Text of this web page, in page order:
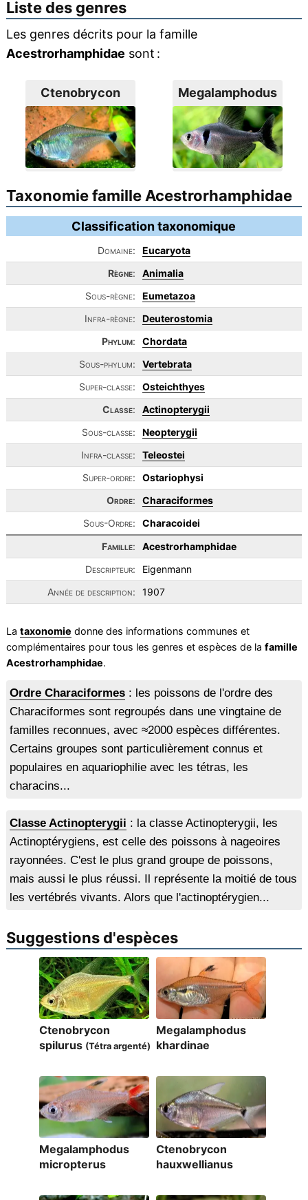
Liste des genres
Les genres décrits pour la famille
Acestrorhamphidae sont :
Ctenobrycon Megalamphodus
Taxonomie famille Acestrorhamphidae
Classification taxonomique
Domaine:
Eucaryota
Règne:
Animalia
Sous-règne:
Eumetazoa
Infra-règne:
Deuterostomia
Phylum:
Chordata
Sous-phylum:
Vertebrata
Super-classe:
Osteichthyes
Classe:
Actinopterygii
Sous-classe:
Neopterygii
Infra-classe:
Teleostei
Super-ordre:
Ostariophysi
Ordre:
Characiformes
Sous-Ordre:
Characoidei
Famille:
Acestrorhamphidae
Descripteur:
Eigenmann
Année de description:
1907
La taxonomie donne des informations communes et
complémentaires pour tous les genres et espèces de la famille
Acestrorhamphidae.
Ordre Characiformes: les poissons de l'ordre des
Characiformes sont regroupés dans une vingtaine de
familles reconnues, avec ≈2000 espèces différentes.
Certains groupes sont particulièrement connus et
populaires en aquariophilie avec les tétras, les
characins...
Classe Actinopterygii : la classe Actinopterygii, les
Actinoptérygiens, est celle des poissons à nageoires
rayonnées. C'est le plus grand groupe de poissons,
mais aussi le plus réussi. Il représente la moitié de tous
les vertébrés vivants. Alors que l'actinoptérygien...
Suggestions d'espèces
Ctenobrycon
spilurus (Tétra argenté)
Megalamphodus
khardinae
Megalamphodus
micropterus
Ctenobrycon
hauxwellianus